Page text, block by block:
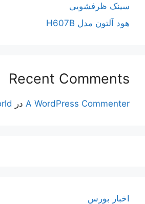
سینک ظرفشویی
هود آلتون مدل H607B
Recent Comments
A WordPress Commenter در
اخبار بورس